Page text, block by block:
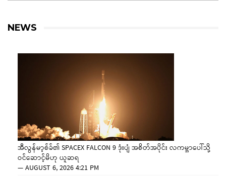
NEWS
အီလွန်မာ့စ်ခ်၏ SPACEX FALCON 9 ဒုံးပျံ အစိတ်အပိုင်း လကမ္ဘာပေါ်သို့
ဝင်ဆောင့်မိဟု ယူဆရ
—AUGUST 6, 2026 4:21 PM